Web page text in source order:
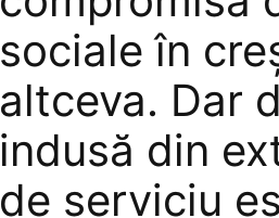
sociale în
altceva. Dar
indusă din
de serviciu